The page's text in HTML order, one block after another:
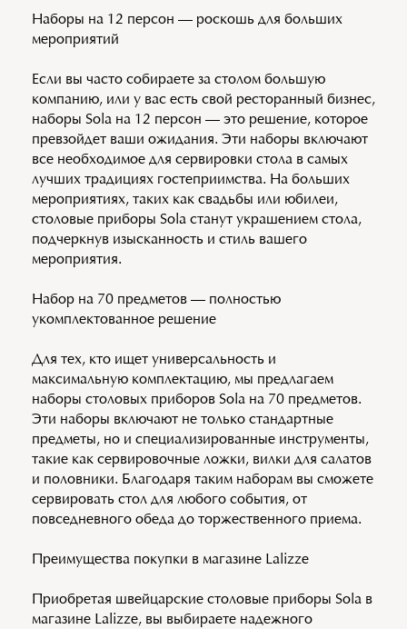
Наборы на 12 персон — роскошь для больших
мероприятий
Если вы часто собираете за столом большую
компанию, или у вас есть свой ресторанный бизнес,
наборы Sola на 12 персон — это решение, которое
превзойдет ваши ожидания. Эти наборы включают
все необходимое для сервировки стола в самых
лучших традициях гостеприимства. На больших
мероприятиях, таких как свадьбы или юбилеи,
столовые приборы Sola станут украшением стола,
подчеркнув изысканность и стиль вашего
мероприятия.
Набор на 70 предметов — полностью
укомплектованное решение
Для тех, кто ищет универсальность и
максимальную комплектацию, мы предлагаем
наборы столовых приборов Sola на 70 предметов.
Эти наборы включают не только стандартные
предметы, но и специализированные инструменты,
такие как сервировочные ложки, вилки для салатов
и половники. Благодаря таким наборам вы сможете
сервировать стол для любого события, от
повседневного обеда до торжественного приема.
Преимущества покупки в магазине Lalizze
Приобретая швейцарские столовые приборы Sola в
магазине Lalizze, вы выбираете надежного